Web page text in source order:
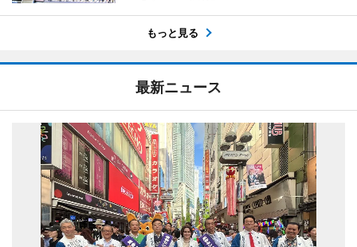
もっと見る
最新ニュース